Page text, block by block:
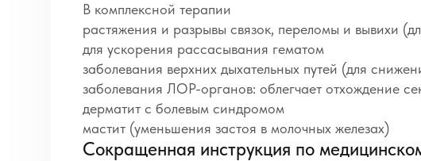
В комплексной терапии
растяжения и разрывы связок, переломы и вывихи
для ускорения рассасывания гематом
заболевания верхних дыхательных путей (для
заболевания ЛОР-органов: облегчает отхождение
дерматит с болевым синдромом
мастит (уменьшения застоя в молочных железах)
Сокращенная инструкция по